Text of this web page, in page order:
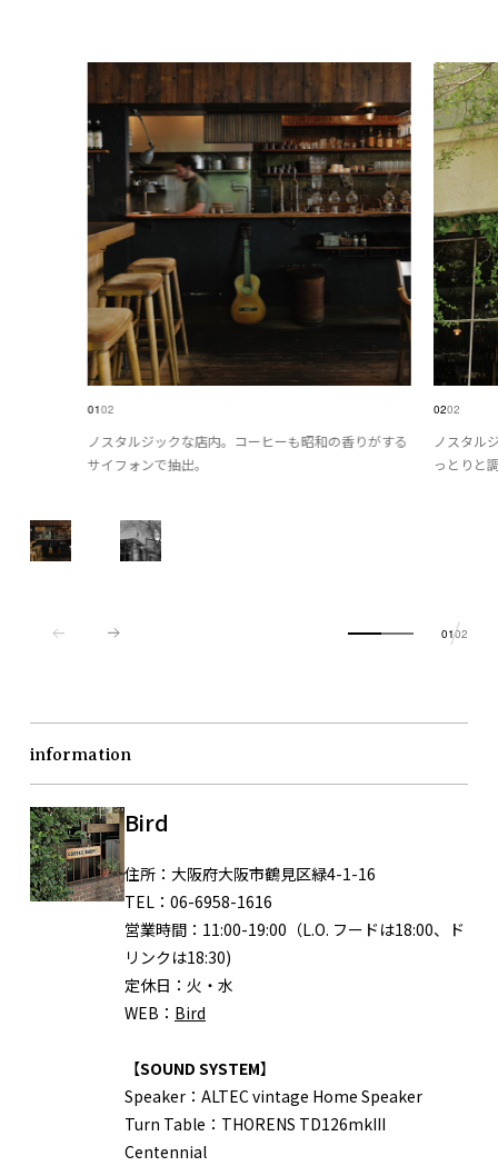
0102
ノスタルジックな店内。コーヒーも昭和の香りがする
サイフォンで抽出。
0202
ノスタル
っとりと
0102
information
Bird
住所： 大阪府大阪市鶴見区緑4-1-16
TEL： 06-6958-1616
営業時間： 11:00-19:00（L.O. フードは18:00、ド
リンクは18:30)
定休日： 火・水
WEB： Bird
【SOUND SYSTEM】
Speaker： ALTEC vintage Home Speaker
Turn Table： THORENS TD126mkIII
Centennial